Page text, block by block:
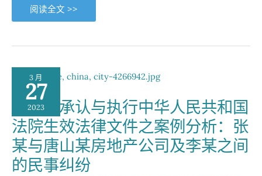
“梦
想
成
先
与
Jane
女
士
的
海
鲜
酒
楼
收
购
之
旅”
阅读全文 >>
3 月
27
2023
加拿大承认与执行中华人民共和国
法院生效法律文件之案例分析：张
某与唐山某房地产公司及李某之间
的民事纠纷